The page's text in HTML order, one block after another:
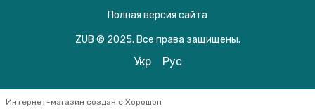
Полная версия сайта
ZUB © 2025. Все права защищены.
Укр Рус
Интернет-магазин создан с Хорошоп